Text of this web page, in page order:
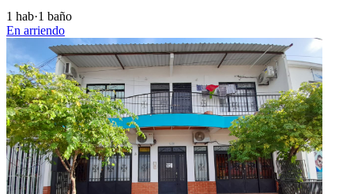
1 hab·1 baño
En arriendo